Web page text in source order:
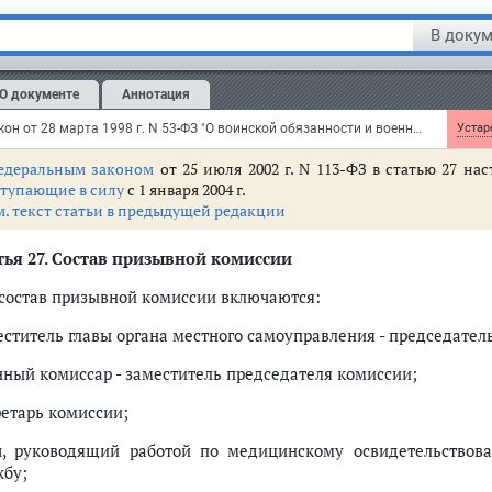
В
О документе Аннотация
Федеральный закон от 28 марта 1998 г. N 53-ФЗ "О воинской обязанности и военной службе"
о призыве на военную службу граждан Российской
от 1 июня 1999 г. N 587
Министра обороны РФ от 6 сентября 1999 г. N 400
связанных с призывом на военную службу граждан
в запас с присвоением воинского звания офицера
законом от 25 июля 2002 г. N 113-ФЗ в статью 27
в силус 1 января 2004 г.
текст статьи в предыдущей редакции
27. Состав призывной комиссии
призывной комиссии включаются:
главы органа местного самоуправления -
комиссар - заместитель председателя комиссии;
комиссии;
руководящий работой по медицинскому